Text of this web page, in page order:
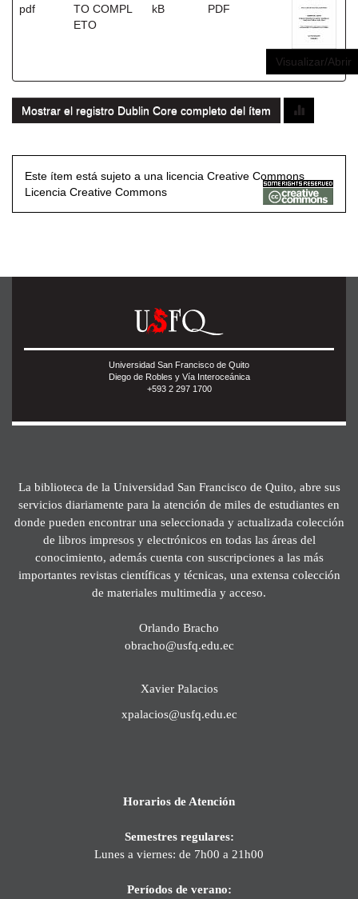
pdf
TO COMPL
ETO
kB
PDF
Visualizar/Abrir
Mostrar el registro Dublin Core completo del ítem
Este ítem está sujeto a una licencia Creative Commons
Licencia Creative Commons
Universidad San Francisco de Quito
Diego de Robles y Vía Interoceánica
+593 2 297 1700
La biblioteca de la Universidad San Francisco de Quito, abre sus
servicios diariamente para la atención de miles de estudiantes en
donde pueden encontrar una seleccionada y actualizada colección
de libros impresos y electrónicos en todas las áreas del
conocimiento, además cuenta con suscripciones a las más
importantes revistas científicas y técnicas, una extensa colección
de materiales multimedia y acceso.
Orlando Bracho
obracho@usfq.edu.ec
Xavier Palacios
xpalacios@usfq.edu.ec
Horarios de Atención
Semestres regulares:
Lunes a viernes: de 7h00 a 21h00
Períodos de verano: